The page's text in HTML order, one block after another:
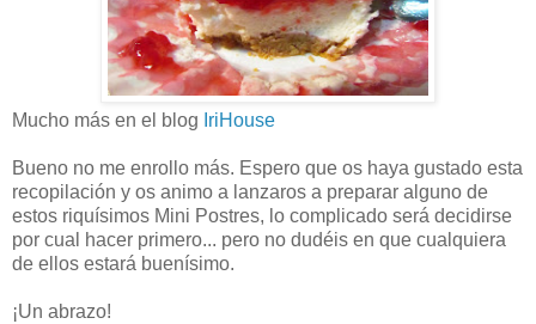
Mucho más en el blog IriHouse
Bueno no me enrollo más. Espero que os haya gustado esta
recopilación y os animo a lanzaros a preparar alguno de
estos riquísimos Mini Postres, lo complicado será decidirse
por cual hacer primero... pero no dudéis en que cualquiera
de ellos estará buenísimo.
¡Un abrazo!